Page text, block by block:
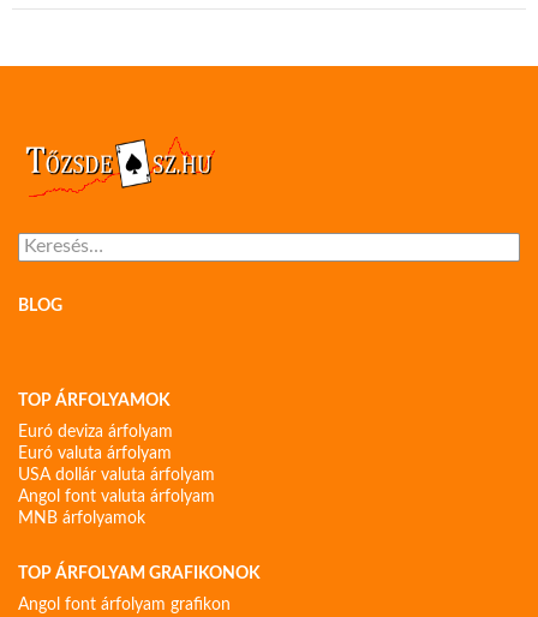
Keresés:
BLOG
TOP ÁRFOLYAMOK
Euró deviza árfolyam
Euró valuta árfolyam
USA dollár valuta árfolyam
Angol font valuta árfolyam
MNB árfolyamok
TOP ÁRFOLYAM GRAFIKONOK
Angol font árfolyam grafikon